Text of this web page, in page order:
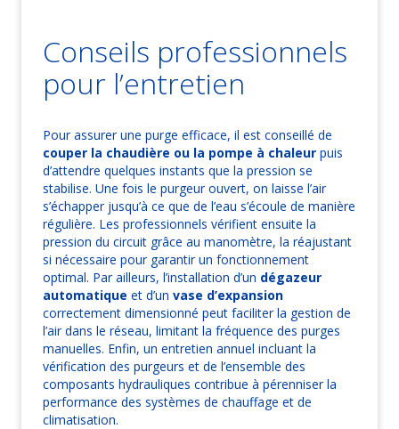
Conseils professionnels
pour l’entretien
Pour assurer une purge efficace, il est conseillé de
couper la chaudière ou la pompe à chaleur puis
d’attendre quelques instants que la pression se
stabilise. Une fois le purgeur ouvert, on laisse l’air
s’échapper jusqu’à ce que de l’eau s’écoule de manière
régulière. Les professionnels vérifient ensuite la
pression du circuit grâce au manomètre, la réajustant
si nécessaire pour garantir un fonctionnement
optimal. Par ailleurs, l’installation d’un dégazeur
automatique et d’un vase d’expansion
correctement dimensionné peut faciliter la gestion de
l’air dans le réseau, limitant la fréquence des purges
manuelles. Enfin, un entretien annuel incluant la
vérification des purgeurs et de l’ensemble des
composants hydrauliques contribue à pérenniser la
performance des systèmes de chauffage et de
climatisation.